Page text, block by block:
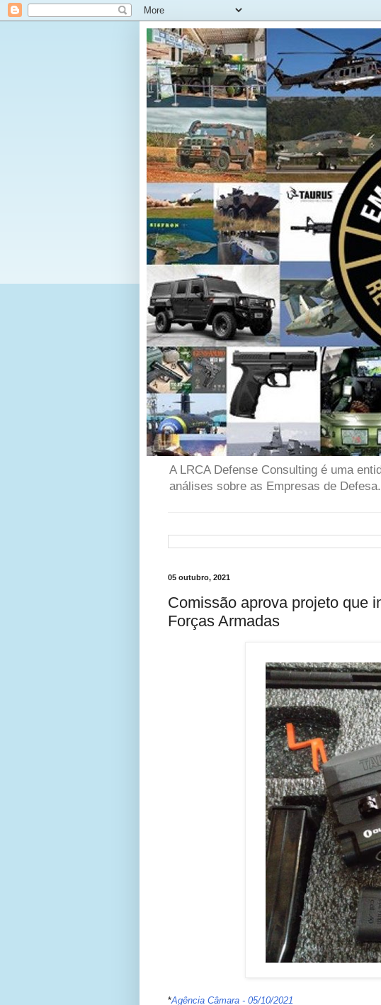
A LRCA Defense Consulting é uma
análises sobre as Empresas de
05 outubro, 2021
Comissão aprova projeto que
Forças Armadas
*Agência Câmara - 05/10/2021